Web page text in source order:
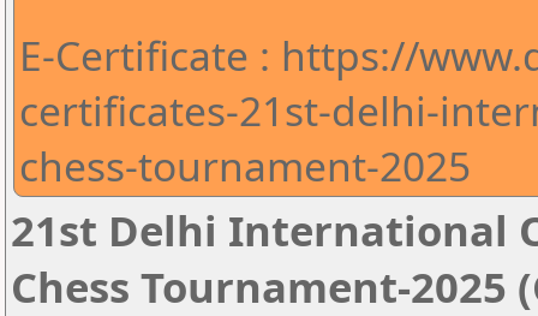
E-Certificate : https://
certificates-21st-delhi-
chess-tournament-2025
21st Delhi International
Chess Tournament-2025